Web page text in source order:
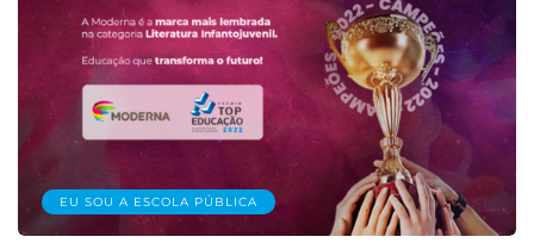
EU SOU A ESCOLA PÚBLICA